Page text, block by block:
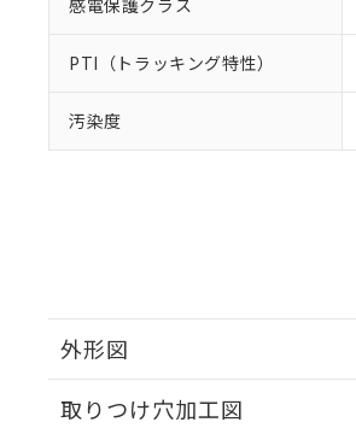
感電保護クラス
PTI（トラッキング特性）
汚染度
外形図
取りつけ穴加工図